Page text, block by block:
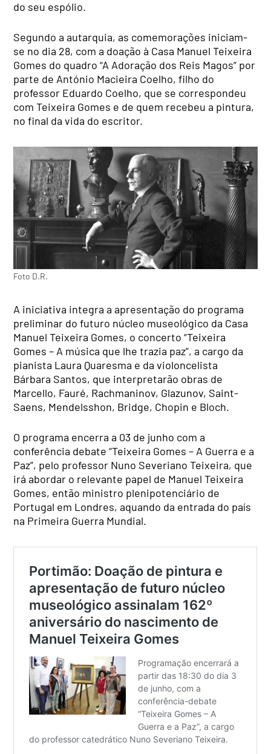
do seu espólio.
Segundo a autarquia, as comemorações iniciam-
se no dia 28, com a doação à Casa Manuel Teixeira
Gomes do quadro “A Adoração dos Reis Magos” por
parte de António Macieira Coelho, filho do
professor Eduardo Coelho, que se correspondeu
com Teixeira Gomes e de quem recebeu a pintura,
no final da vida do escritor.
Foto D.R.
A iniciativa integra a apresentação do programa
preliminar do futuro núcleo museológico da Casa
Manuel Teixeira Gomes, o concerto “Teixeira
Gomes – A música que lhe trazia paz”, a cargo da
pianista Laura Quaresma e da violoncelista
Bárbara Santos, que interpretarão obras de
Marcello, Fauré, Rachmaninov, Glazunov, Saint-
Saens, Mendelsshon, Bridge, Chopin e Bloch.
O programa encerra a 03 de junho com a
conferência debate “Teixeira Gomes – A Guerra e a
Paz”, pelo professor Nuno Severiano Teixeira, que
irá abordar o relevante papel de Manuel Teixeira
Gomes, então ministro plenipotenciário de
Portugal em Londres, aquando da entrada do país
na Primeira Guerra Mundial.